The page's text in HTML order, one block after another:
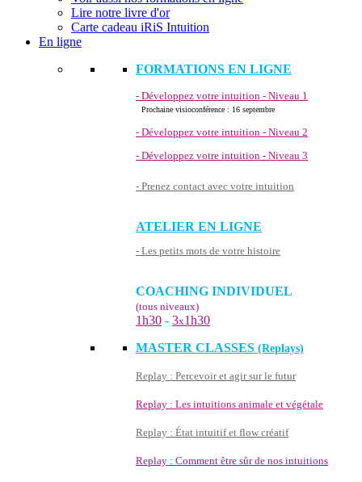
Lire notre livre d'or
Carte cadeau iRiS Intuition
En ligne
FORMATIONS EN LIGNE
- Développez votre intuition - Niveau 1
Prochaine visioconférence : 16 septembre
- Développez votre intuition - Niveau 2
- Développez votre intuition - Niveau 3
- Prenez contact avec votre intuition
ATELIER EN LIGNE
- Les petits mots de votre histoire
COACHING INDIVIDUEL
(tous niveaux)
1h30 - 3x1h30
MASTER CLASSES (Replays)
Replay : Percevoir et agir sur le futur
Replay : Les intuitions animale et végétale
Replay : État intuitif et flow créatif
Replay : Comment être sûr de nos intuitions